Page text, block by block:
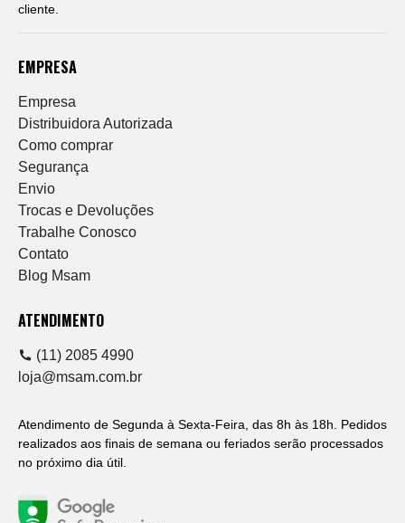
cliente.
EMPRESA
Empresa
Distribuidora Autorizada
Como comprar
Segurança
Envio
Trocas e Devoluções
Trabalhe Conosco
Contato
Blog Msam
ATENDIMENTO
(11) 2085 4990
loja@msam.com.br
Atendimento de Segunda à Sexta-Feira, das 8h às 18h. Pedidos
realizados aos finais de semana ou feriados serão processados
no próximo dia útil.